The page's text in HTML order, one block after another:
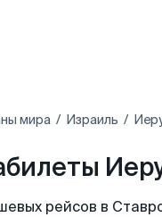
мира Израиль
рейсов в